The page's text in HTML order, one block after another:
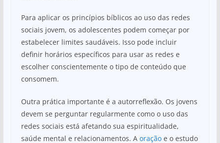
Para aplicar os princípios bíblicos ao uso das redes
sociais jovem, os adolescentes podem começar por
estabelecer limites saudáveis. Isso pode incluir
definir horários específicos para usar as redes e
escolher conscientemente o tipo de conteúdo que
consomem.
Outra prática importante é a autorreflexão. Os jovens
devem se perguntar regularmente como o uso das
redes sociais está afetando sua espiritualidade,
saúde mental e relacionamentos. A oraçãoe o estudo